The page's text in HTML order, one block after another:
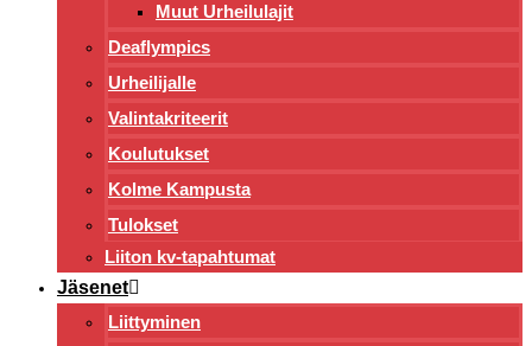
Muut Urheilulajit
Deaflympics
Urheilijalle
Valintakriteerit
Koulutukset
Kolme Kampusta
Tulokset
Liiton kv-tapahtumat
Jäsenet
Liittyminen